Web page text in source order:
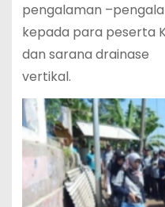
pengalaman
kepada para peserta
dan sarana drainase
vertikal.